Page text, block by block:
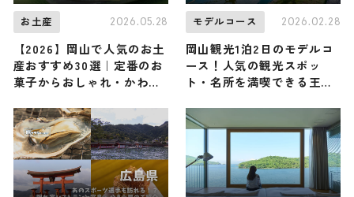
お土産 2026.05.28
【2026】岡山で人気のお土
産おすすめ30選｜定番のお
菓子からおしゃれ・かわい
広く紹介
モデルコース 2026.02.28
岡山観光1泊2日のモデルコ
ース！人気の観光スポッ
ト・名所を満喫できる王道